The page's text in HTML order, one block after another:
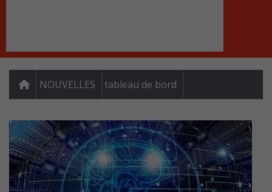
NOUVELLES tableau de bord